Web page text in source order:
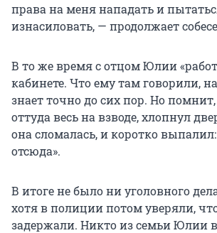
права на меня нападать и
изнасиловать, — продолжает
В то же время с отцом Юлии
кабинете. Что ему там говорили,
знает точно до сих пор. Но
оттуда весь на взводе, хлопнул
она сломалась, и коротко
отсюда».
В итоге не было ни уголовного
хотя в полиции потом уверяли,
задержали. Никто из семьи Юлии в